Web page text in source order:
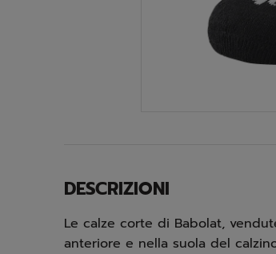
DESCRIZIONI
Le calze corte di Babolat,
anteriore e nella suola del